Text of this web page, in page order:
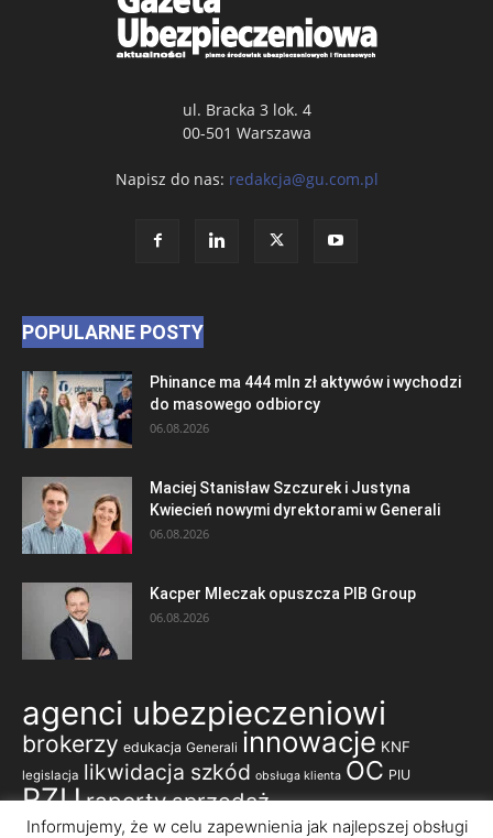
ul. Bracka 3 lok. 4
00-501 Warszawa
Napisz do nas: redakcja@gu.com.pl
POPULARNE POSTY
Phinance ma 444 mln zł aktywów i wychodzi
do masowego odbiorcy
06.08.2026
Maciej Stanisław Szczurek i Justyna
Kwiecień nowymi dyrektorami w Generali
06.08.2026
Kacper Mleczak opuszcza PIB Group
06.08.2026
agenci ubezpieczeniowi
brokerzy edukacja Generali innowacje KNF
legislacja likwidacja szkód obsługa klienta OC PIU
PZUraportysprzedaż
ubezpieczenia komunikacyjne
Informujemy, że w celu zapewnienia jak najlepszej obsługi